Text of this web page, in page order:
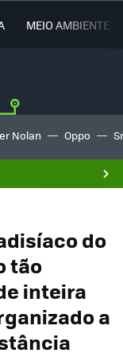
MEIO AMBIENTE
Nolan Oppo
do
tão
inteira
a